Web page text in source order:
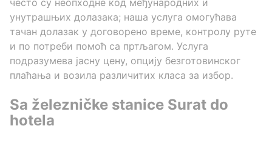
унутрашњих долазака; наша услуга омогућава
тачан долазак у договорено време, контролу руте
и по потреби помоћ са пртљагом. Услуга
подразумева јасну цену, опцију безготовинског
плаћања и возила различитих класа за избор.
Sa železničke stanice Surat do
hotela